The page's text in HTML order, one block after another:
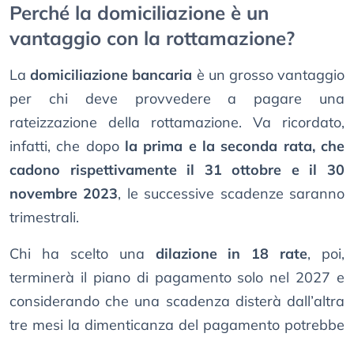
Perché la domiciliazione è un
vantaggio con la rottamazione?
Ladomiciliazione bancaria è un grosso vantaggio
per chi deve provvedere a pagare una
rateizzazione della rottamazione. Va ricordato,
infatti, che dopo la prima e la seconda rata, che
cadono rispettivamente il 31 ottobre e il 30
novembre 2023, le successive scadenze saranno
trimestrali.
Chi ha scelto una dilazione in 18 rate, poi,
terminerà il piano di pagamento solo nel 2027 e
considerando che una scadenza disterà dall’altra
tre mesi la dimenticanza del pagamento potrebbe